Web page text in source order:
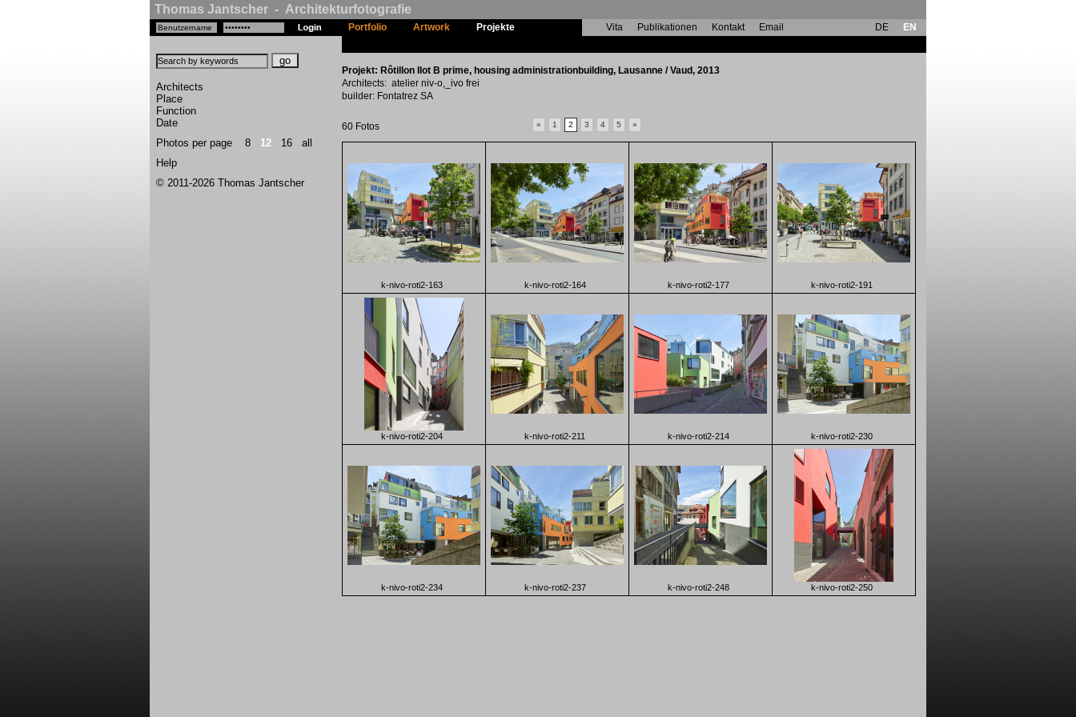
Thomas Jantscher - Architekturfotografie
Architects
Place
Function
Date
Photos per page 8 12 16
all
Help
© 2011-2026 Thomas Jantscher
Portfolio Artwork Projekte Vita Publikationen Kontakt Email DE
EN
Projekt: Rôtillon Ilot B prime, housing administrationbuilding, Lausanne / Vaud, 2013
Architects: atelier niv-o,_ivo frei
builder: Fontatrez SA
60 Fotos « 1 2 3 4 5 »
k-nivo-roti2-163 k-nivo-roti2-164 k-nivo-roti2-177 k-nivo-roti2-191
k-nivo-roti2-204 k-nivo-roti2-211 k-nivo-roti2-214 k-nivo-roti2-230
k-nivo-roti2-234 k-nivo-roti2-237 k-nivo-roti2-248 k-nivo-roti2-250